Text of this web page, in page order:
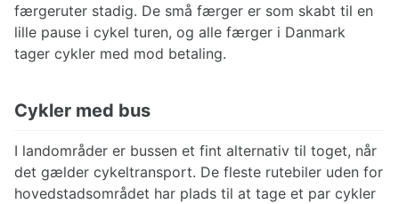
færgeruter stadig. De små færger er som skabt til en
lille pause i cykel turen, og alle færger i Danmark
tager cykler med mod betaling.
Cykler med bus
I landområder er bussen et fint alternativ til toget, når
det gælder cykeltransport. De fleste rutebiler uden for
hovedstadsområdet har plads til at tage et par cykler